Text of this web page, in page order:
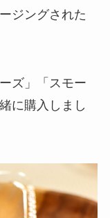
ジングされた
ズ」「スモー
に購入しまし